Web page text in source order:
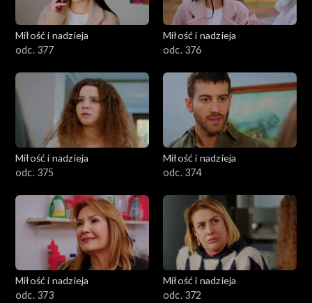
Miłość i nadzieja
odc. 377
Miłość i nadzieja
odc. 376
Miłość i nadzieja
odc. 375
Miłość i nadzieja
odc. 374
Miłość i nadzieja
odc. 373
Miłość i nadzieja
odc. 372